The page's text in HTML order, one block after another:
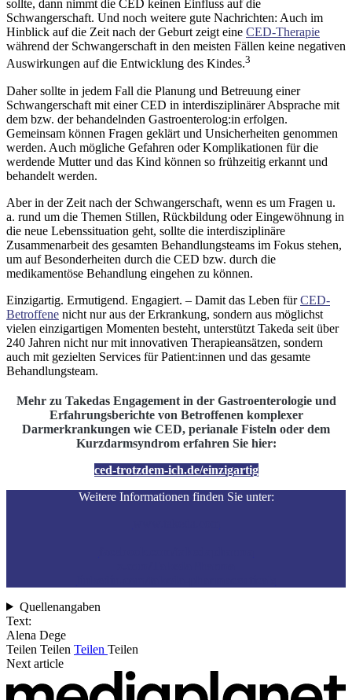
sollte, dann nimmt die CED keinen Einfluss auf die
Schwangerschaft. Und noch weitere gute Nachrichten: Auch im
Hinblick auf die Zeit nach der Geburt zeigt eine CED-Therapie
während der Schwangerschaft in den meisten Fällen keine negativen
Auswirkungen auf die Entwicklung des Kindes.3
Daher sollte in jedem Fall die Planung und Betreuung einer
Schwangerschaft mit einer CED in interdisziplinärer Absprache mit
dem bzw. der behandelnden Gastroenterolog:in erfolgen.
Gemeinsam können Fragen geklärt und Unsicherheiten genommen
werden. Auch mögliche Gefahren oder Komplikationen für die
werdende Mutter und das Kind können so frühzeitig erkannt und
behandelt werden.
Aber in der Zeit nach der Schwangerschaft, wenn es um Fragen u.
a. rund um die Themen Stillen, Rückbildung oder Eingewöhnung in
die neue Lebenssituation geht, sollte die interdisziplinäre
Zusammenarbeit des gesamten Behandlungsteams im Fokus stehen,
um auf Besonderheiten durch die CED bzw. durch die
medikamentöse Behandlung eingehen zu können.
Einzigartig. Ermutigend. Engagiert. – Damit das Leben fürCED-
Betroffene nicht nur aus der Erkrankung, sondern aus möglichst
vielen einzigartigen Momenten besteht, unterstützt Takeda seit über
240 Jahren nicht nur mit innovativen Therapieansätzen, sondern
auch mit gezielten Services für Patient:innen und das gesamte
Behandlungsteam.
Mehr zu Takedas Engagement in der Gastroenterologie und
Erfahrungsberichte von Betroffenen komplexer
Darmerkrankungen wie CED, perianale Fisteln oder dem
Kurzdarmsyndrom erfahren Sie hier:
ced-trotzdem-ich.de/einzigartig
Weitere Informationen finden Sie unter:
Quellenangaben
Text:
Alena Dege
Teilen Teilen Teilen Teilen
Next article